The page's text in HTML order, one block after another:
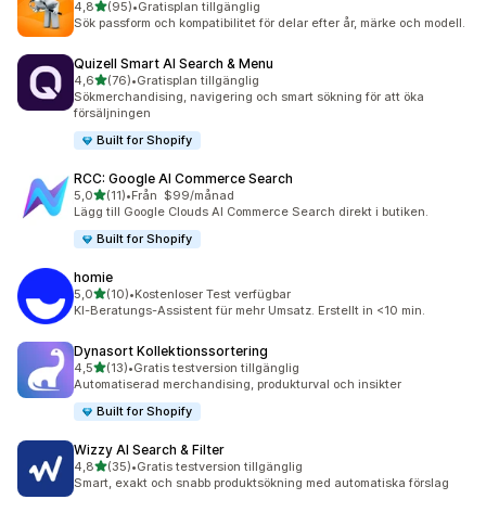
4,8av 5 stjärnor
(95)
95 recensioner totalt
•Gratisplan tillgänglig
Sök passform och kompatibilitet för delar efter år, märke och modell.
Quizell Smart AI Search & Menu
4,6av 5 stjärnor
(76)
76 recensioner totalt
•Gratisplan tillgänglig
Sökmerchandising, navigering och smart sökning för att öka
försäljningen
Built for Shopify
RCC: Google AI Commerce Search
5,0av 5 stjärnor
(11)
11 recensioner totalt
•Från $99/månad
Lägg till Google Clouds AI Commerce Search direkt i butiken.
Built for Shopify
homie
5,0av 5 stjärnor
(10)
10 recensioner totalt
•Kostenloser Test verfügbar
KI-Beratungs-Assistent für mehr Umsatz. Erstellt in <10 min.
Dynasort Kollektionssortering
4,5av 5 stjärnor
(13)
13 recensioner totalt
•Gratis testversion tillgänglig
Automatiserad merchandising, produkturval och insikter
Built for Shopify
Wizzy AI Search & Filter
4,8av 5 stjärnor
(35)
35 recensioner totalt
•Gratis testversion tillgänglig
Smart, exakt och snabb produktsökning med automatiska förslag